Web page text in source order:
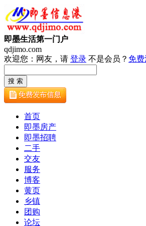
即墨生活第一门户
qdjimo.com
欢迎您：网友，请 登录 不是会员？ 免
首页
即墨房产
即墨招聘
二手
交友
服务
博客
黄页
乡镇
团购
论坛